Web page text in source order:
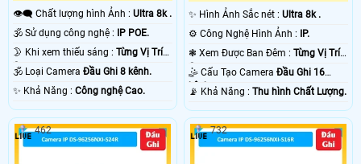
👁️‍🗨 Chất lượng hình Ảnh : Ultra 8k .
🕉️ Sử dụng công nghệ :
IP POE.
🌛 Khi xem thiếu sáng : Từng Vị Trí
Camera .
🕉️ Loại Camera Đầu Ghi 8 kênh.
️✨ Khả Năng : Công nghệ Cao.
✨ Hình Ảnh Sắc nét :Ultra 8k .
⚙ Công Nghệ Hình Ảnh :
IP.
❃ Xem Được Ban Đêm :Từng Vị Trí
Camera .
🤹 Cấu Tạo CameraĐầu Ghi 16
kênh.
️📡 Khả Năng :Thu hình Chất Lượng.
462 732